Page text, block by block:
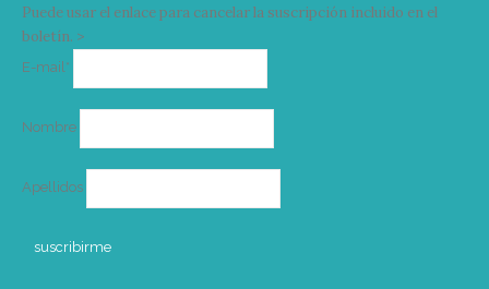
Puede usar el enlace para cancelar la suscripción incluido en el
boletín. >
E-mail*
Nombre
Apellidos